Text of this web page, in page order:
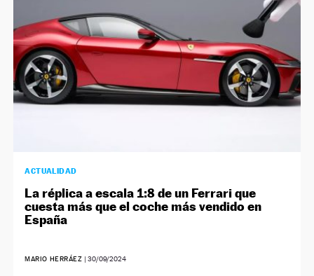
ACTUALIDAD
La réplica a escala 1:8 de un Ferrari que
cuesta más que el coche más vendido en
España
MARIO HERRÁEZ | 30/09/2024